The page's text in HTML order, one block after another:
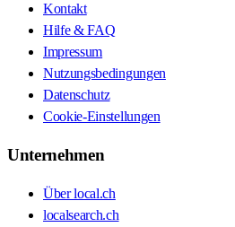
Kontakt
Hilfe & FAQ
Impressum
Nutzungsbedingungen
Datenschutz
Cookie-Einstellungen
Unternehmen
Über local.ch
localsearch.ch